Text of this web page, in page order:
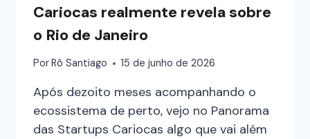
Cariocas realmente revela sobre
o Rio de Janeiro
Por Rô Santiago 15 de junho de 2026
Após dezoito meses acompanhando o
ecossistema de perto, vejo no Panorama
das Startups Cariocas algo que vai além